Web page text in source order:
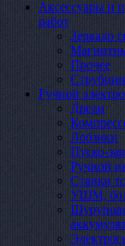
Аксессуары и
работ
Зеркало
Прочее
Ручной
Дрели
Лобзики
Пуско-
Ручной
Станки
УШМ,